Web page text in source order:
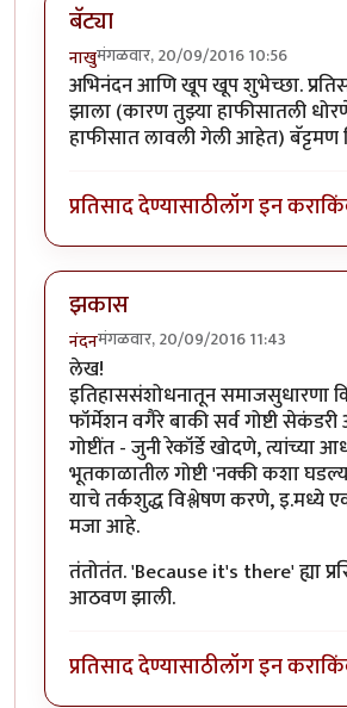
बॅट्या
नाखुमंगळवार, 20/09/2016 10:56
अभिनंदन आणि खूप खूप शुभेच्छा.
झाला (कारण तुझ्या हाफीसातली
हाफीसात लावली गेली आहेत) बॅट्टमण
प्रतिसाद देण्यासाठीलॉग इन करा
झकास
नंदनमंगळवार, 20/09/2016 11:43
लेख!
इतिहाससंशोधनातून समाजसुधारणा
फॉर्मेशन वगैरे बाकी सर्व गोष्टी
गोष्टींत - जुनी रेकॉर्डे खोदणे, त्यांच्या
भूतकाळातील गोष्टी 'नक्की कशा
याचे तर्कशुद्ध विश्लेषण करणे, इ.मध्ये
मजा आहे.
तंतोतंत. 'Because it's there' ह्या
आठवण झाली.
प्रतिसाद देण्यासाठीलॉग इन करा